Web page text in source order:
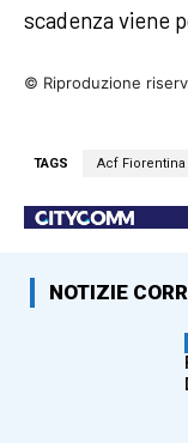
scadenza viene
© Riproduzione
TAGS Acf Fiorentina
NOTIZIE